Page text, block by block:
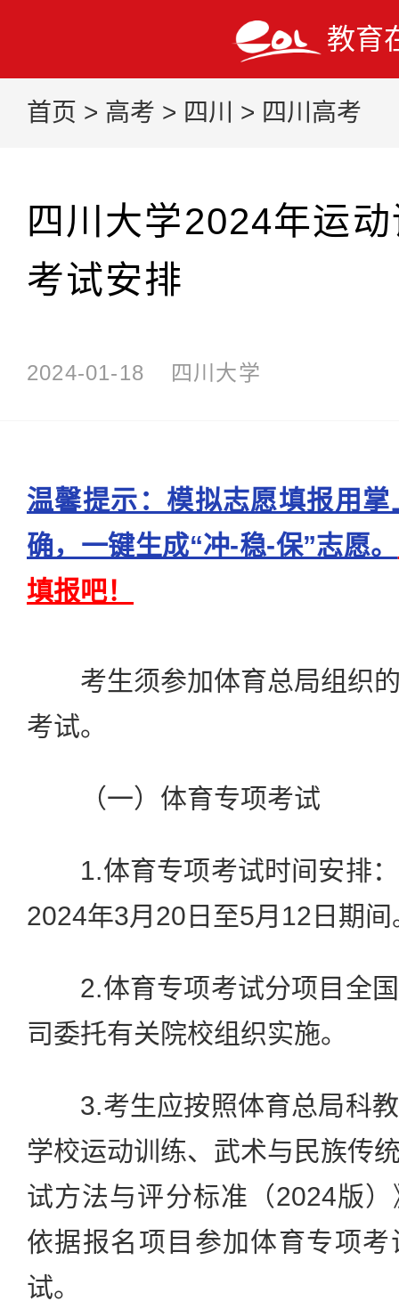
教育
首页 > 高考 > 四川 > 四川高考
四川大学2024年运
考试安排
2024-01-18 四川大学
温馨提示：模拟志愿填报用
确，一键生成“冲-稳-保”志愿。
填报吧！
考生须参加体育总局组织的
考试。
（一）体育专项考试
1.体育专项考试时间安排：
2024年3月20日至5月12日期间
2.体育专项考试分项目全国
司委托有关院校组织实施。
3.考生应按照体育总局科教
学校运动训练、武术与民族传
试方法与评分标准（2024版
依据报名项目参加体育专项
试。